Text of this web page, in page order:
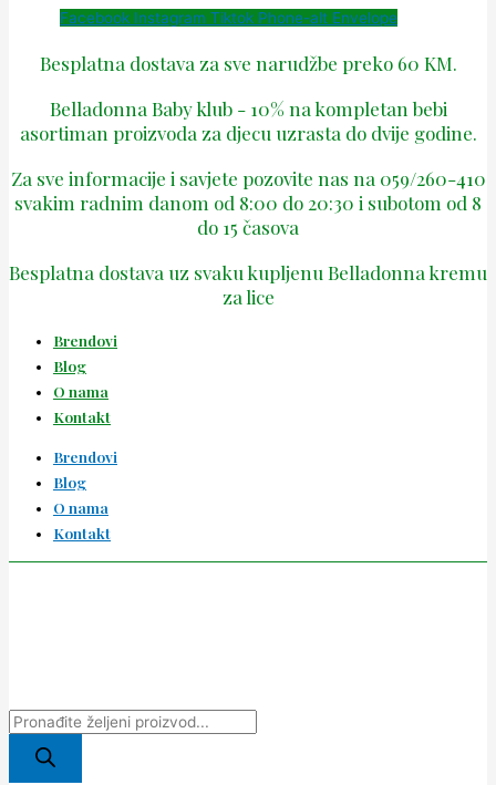
Facebook Instagram Tiktok Phone-alt Envelope
Besplatna dostava za sve narudžbe preko 60 KM.
Belladonna Baby klub - 10% na kompletan bebi
asortiman proizvoda za djecu uzrasta do dvije godine.
Za sve informacije i savjete pozovite nas na 059/260-410
svakim radnim danom od 8:00 do 20:30 i subotom od 8
do 15 časova
Besplatna dostava uz svaku kupljenu Belladonna kremu
za lice
Brendovi
Blog
O nama
Kontakt
Brendovi
Blog
O nama
Kontakt